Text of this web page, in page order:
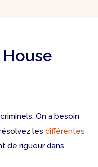
On a besoin
les différentes
de rigueur dans